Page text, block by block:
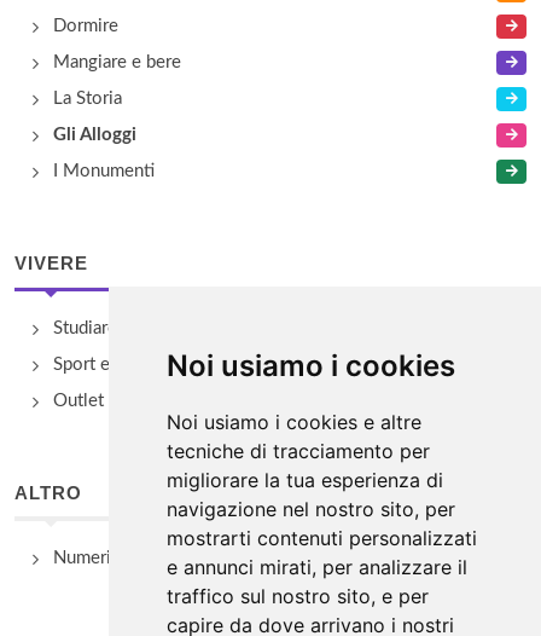
Noi usiamo i cookies
Noi usiamo i cookies e altre
tecniche di tracciamento per
migliorare la tua esperienza di
navigazione nel nostro sito, per
mostrarti contenuti personalizzati
e annunci mirati, per analizzare il
traffico sul nostro sito, e per
capire da dove arrivano i nostri
Dormire
Mangiare e bere
La Storia
Gli Alloggi
I Monumenti
VIVERE
Studiare
Sport e Benessere
Outlet e spacci aziendali
ALTRO
Numeri Utili